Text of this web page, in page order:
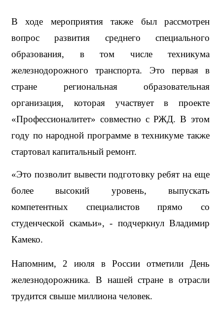
В ходе мероприятия также был рассмотрен
вопрос развития среднего специального
образования, в том числе техникума
железнодорожного транспорта. Это первая в
стране региональная образовательная
организация, которая участвует в проекте
«Профессионалитет» совместно с РЖД. В этом
году по народной программе в техникуме также
стартовал капитальный ремонт.
«Это позволит вывести подготовку ребят на еще
более высокий уровень, выпускать
компетентных специалистов прямо со
студенческой скамьи», - подчеркнул Владимир
Камеко.
Напомним, 2 июля в России отметили День
железнодорожника. В нашей стране в отрасли
трудится свыше миллиона человек.